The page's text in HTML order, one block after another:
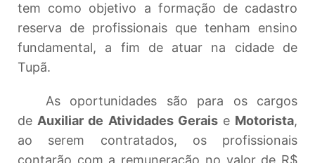
tem como objetivo a formação de cadastro
reserva de profissionais que tenham ensino
fundamental, a fim de atuar na cidade de
Tupã.
As oportunidades são para os cargos
de Auxiliar de Atividades Geraise Motorista,
ao serem contratados, os profissionais
contarão com a remuneração no valor de R$